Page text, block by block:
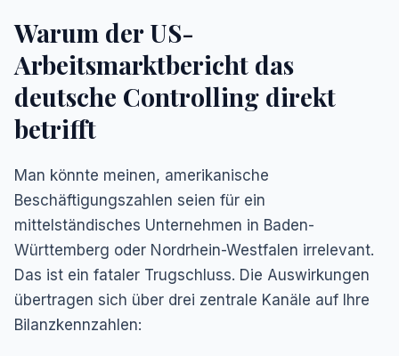
Warum der US-
Arbeitsmarktbericht das
deutsche Controlling direkt
betrifft
Man könnte meinen, amerikanische
Beschäftigungszahlen seien für ein
mittelständisches Unternehmen in Baden-
Württemberg oder Nordrhein-Westfalen irrelevant.
Das ist ein fataler Trugschluss. Die Auswirkungen
übertragen sich über drei zentrale Kanäle auf Ihre
Bilanzkennzahlen: